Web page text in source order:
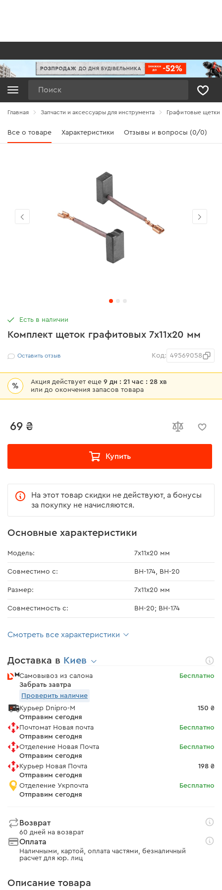
Главная Запчасти и аксессуары для инструмента Графитовые щетки
Все о товаре Характеристики Отзывы и вопросы (0/0)
Комплект щеток графитовых 7х11х20 мм
Оставить отзыв Код: 49569058
% Акция действует еще9 дн : 21 час : 28 хв
или до окончения запасов товара
69 ₴
Купить
Есть в наличии
На этот товар скидки не действуют, а бонусы
за покупку не начисляются.
Основные характеристики
Модель: 7х11х20 мм
Совместимо с: BH-174, BH-20
Размер: 7х11х20 мм
Совместимость с: BH-20; BH-174
Смотреть все характеристики
Доставка в Киев
Самовывоз из салона
Забрать завтра
Бесплатно
Проверить наличие
Курьер Dnipro-M
Отправим сегодня
150 ₴
Почтомат Новая почта
Отправим сегодня
Бесплатно
Отделение Новая Почта
Отправим сегодня
Бесплатно
Курьер Новая Почта
Отправим сегодня
198 ₴
Отделение Укрпочта
Отправим сегодня
Бесплатно
Возврат
60 дней на возврат
Оплата
Наличными, картой, оплата частями, безналичный
расчет для юр. лиц
Описание товара